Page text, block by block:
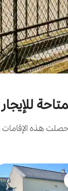
هذه الإقامات
لدى الضيوف